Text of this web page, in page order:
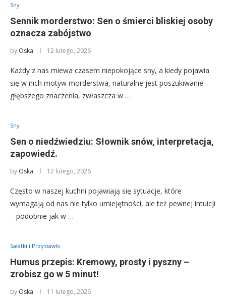
Sny
Sennik morderstwo: Sen o śmierci bliskiej osoby
oznacza zabójstwo
by Oska 12 lutego, 2026
Każdy z nas miewa czasem niepokojące sny, a kiedy pojawia
się w nich motyw morderstwa, naturalne jest poszukiwanie
głębszego znaczenia, zwłaszcza w …
Sny
Sen o niedźwiedziu: Słownik snów, interpretacja,
zapowiedź.
by Oska 12 lutego, 2026
Często w naszej kuchni pojawiają się sytuacje, które
wymagają od nas nie tylko umiejętności, ale też pewnej intuicji
– podobnie jak w …
Sałatki i Przystawki
Humus przepis: Kremowy, prosty i pyszny –
zrobisz go w 5 minut!
by Oska 11 lutego, 2026